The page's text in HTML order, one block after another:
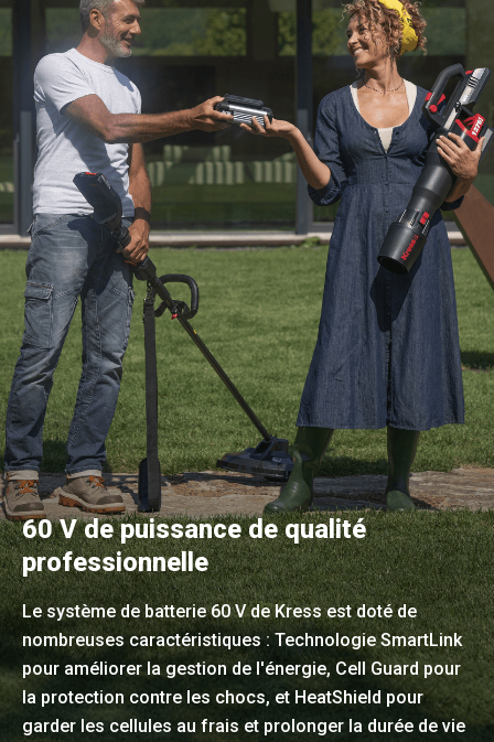
60 V de puissance de qualité
professionnelle
Le système de batterie 60 V de Kress est doté de
nombreuses caractéristiques : Technologie SmartLink
pour améliorer la gestion de l'énergie, Cell Guard pour
la protection contre les chocs, et HeatShield pour
garder les cellules au frais et prolonger la durée de vie